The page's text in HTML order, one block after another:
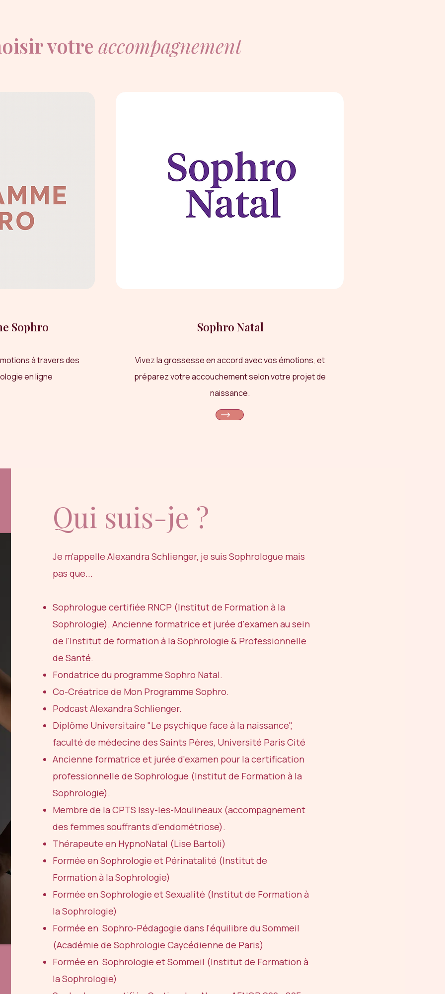
votre accompagnement
Sophro
à travers des
en ligne
Sophro Natal
Vivez la grossesse en accord avec vos émotions, et
préparez votre accouchement selon votre projet de
naissance.
Qui suis-je ?
Je m'appelle Alexandra Schlienger, je suis Sophrologue mais
pas que...
Sophrologue certifiée RNCP (Institut de Formation à la
Sophrologie). Ancienne formatrice et jurée d'examen au sein
de l'Institut de formation à la Sophrologie & Professionnelle
de Santé.
Fondatrice du programme Sophro Natal.
Co-Créatrice de Mon Programme Sophro.
Podcast Alexandra Schlienger.
Diplôme Universitaire "Le psychique face à la naissance",
faculté de médecine des Saints Pères, Université Paris Cité
Ancienne formatrice et jurée d'examen pour la certification
professionnelle de Sophrologue (Institut de Formation à la
Sophrologie).
Membre de la CPTS Issy-les-Moulineaux (accompagnement
des femmes souffrants d'endométriose).
Thérapeute en HypnoNatal (Lise Bartoli)
Formée en Sophrologie et Périnatalité (Institut de
Formation à la Sophrologie)
Formée en Sophrologie et Sexualité (Institut de Formation à
la Sophrologie)
Formée en Sophro-Pédagogie dans l'équilibre du Sommeil
(Académie de Sophrologie Caycédienne de Paris)
Formée en Sophrologie et Sommeil (Institut de Formation à
la Sophrologie)